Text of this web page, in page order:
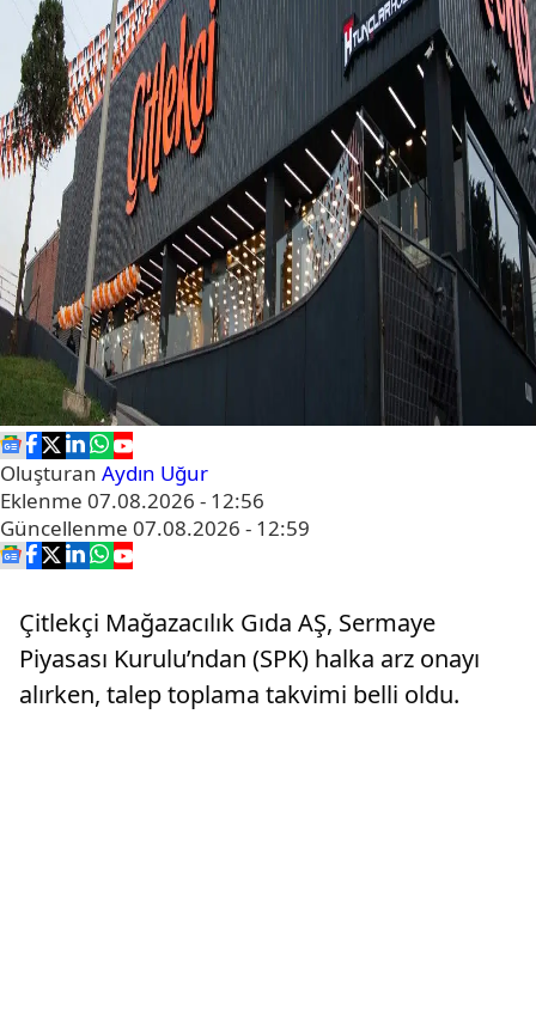
Oluşturan Aydın Uğur
Eklenme 07.08.2026 - 12:56
Güncellenme 07.08.2026 - 12:59
Çitlekçi Mağazacılık Gıda AŞ, Sermaye
Piyasası Kurulu’ndan (SPK) halka arz onayı
alırken, talep toplama takvimi belli oldu.